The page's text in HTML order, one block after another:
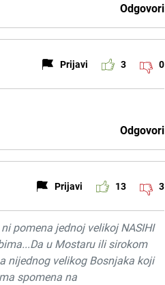
Odgovori
Prijavi 3 0
Odgovori
Prijavi 13 3
pomena jednoj velikoj NASIHI
u Mostaru ili sirokom
nijednog velikog Bosnjaka koji
spomena na